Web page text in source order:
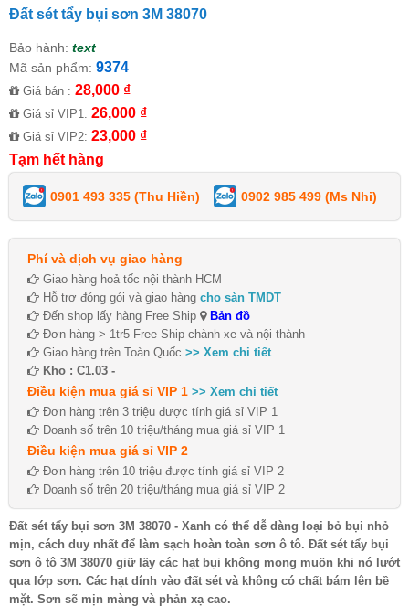
Đất sét tẩy bụi sơn 3M 38070
Bảo hành: text
Mã sản phẩm: 9374
Giá bán : 28,000 ₫
Giá sỉ VIP1: 26,000 ₫
Giá sỉ VIP2: 23,000 ₫
Tạm hết hàng
0901 493 335 (Thu Hiền) 0902 985 499 (Ms Nhi)
Phí và dịch vụ giao hàng
Giao hàng hoả tốc nội thành HCM
Hỗ trợ đóng gói và giao hàng cho sàn TMDT
Đến shop lấy hàng Free Ship
Bản đồ
Đơn hàng > 1tr5 Free Ship chành xe và nội thành
Giao hàng trên Toàn Quốc >> Xem chi tiết
Kho : C1.03 -
Điều kiện mua giá sỉ VIP 1 >> Xem chi tiết
Đơn hàng trên 3 triệu được tính giá sỉ VIP 1
Doanh số trên 10 triệu/tháng mua giá sỉ VIP 1
Điều kiện mua giá sỉ VIP 2
Đơn hàng trên 10 triệu được tính giá sỉ VIP 2
Doanh số trên 20 triệu/tháng mua giá sỉ VIP 2
Đất sét tẩy bụi sơn 3M 38070 - Xanh có thể dễ dàng loại bỏ bụi nhỏ
mịn, cách duy nhất để làm sạch hoàn toàn sơn ô tô. Đất sét tẩy bụi
sơn ô tô 3M 38070 giữ lấy các hạt bụi không mong muốn khi nó lướt
qua lớp sơn. Các hạt dính vào đất sét và không có chất bám lên bề
mặt. Sơn sẽ mịn màng và phản xạ cao.